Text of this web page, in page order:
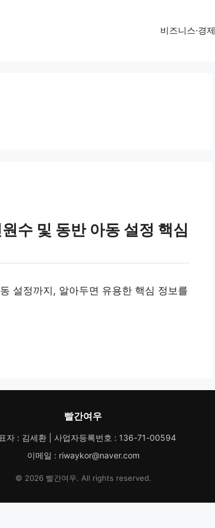
비즈니스·경제
수 및 동반 아동 설정 핵심
설정까지, 알아두면 유용한 핵심 정보를
빨간여우
자 : 김세환 | 사업자등록번호 : 136-71-00594
이메일 : riwaykor@naver.com
© 2026 빨간여우. All rights reserved.